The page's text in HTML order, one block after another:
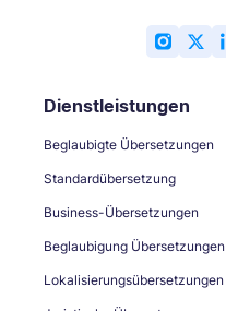
Dienstleistungen
Beglaubigte Übersetzungen
Standardübersetzung
Business-Übersetzungen
Beglaubigung Übersetzungen
Lokalisierungsübersetzungen